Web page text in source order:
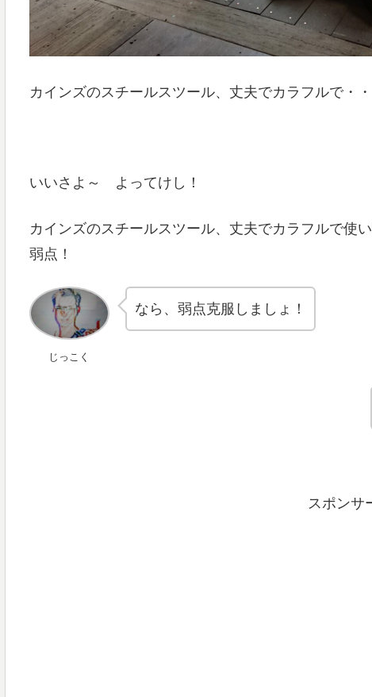
カインズのスチールスツール、丈夫でカラフルで・・
いいさよ～ よってけし！
カインズのスチールスツール、丈夫でカラフルで使
弱点！
じっこく
なら、弱点克服しましょ！
スポンサ